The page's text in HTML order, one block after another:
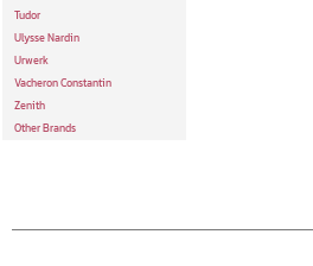
Tudor
Ulysse Nardin
Urwerk
Vacheron Constantin
Zenith
Other Brands